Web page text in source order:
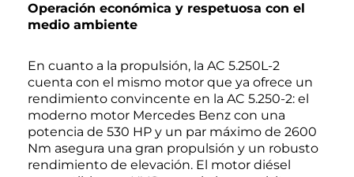
Operación económica y respetuosa con el
medio ambiente
En cuanto a la propulsión, la AC 5.250L-2
cuenta con el mismo motor que ya ofrece un
rendimiento convincente en la AC 5.250-2: el
moderno motor Mercedes Benz con una
potencia de 530 HP y un par máximo de 2600
Nm asegura una gran propulsión y un robusto
rendimiento de elevación. El motor diésel